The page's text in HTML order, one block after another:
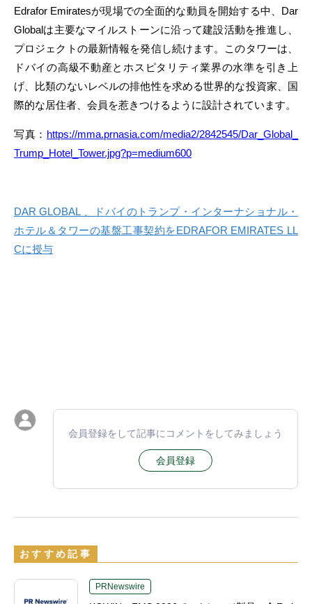
Edrafor Emiratesが現場での全面的な動員を開始する中、Dar
Globalは主要なマイルストーンに沿って建設活動を推進し、
プロジェクトの最新情報を発信し続けます。このタワーは、
ドバイの高級不動産とホスピタリティ業界の水準を引き上
げ、比類のないレベルの排他性を求める世界的な投資家、国
際的な居住者、会員を惹きつけるように設計されています。
写真： https://mma.prnasia.com/media2/2842545/Dar_Global_
Trump_Hotel_Tower.jpg?p=medium600
DAR GLOBAL 、ドバイのトランプ・インターナショナル・
ホテル＆タワーの基盤工事契約をEDRAFOR EMIRATES LL
Cに授与
会員登録をして記事にコメントをしてみましょう
会員登録
おすすめ記事
PRNewswire